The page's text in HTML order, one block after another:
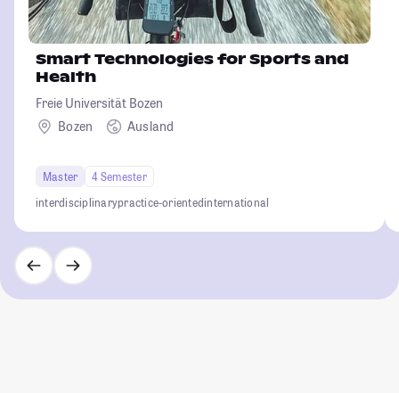
Smart Technologies for Sports and
Health
Freie Universität Bozen
Bozen
Ausland
Master
4 Semester
interdisciplinarypractice-orientedinternational